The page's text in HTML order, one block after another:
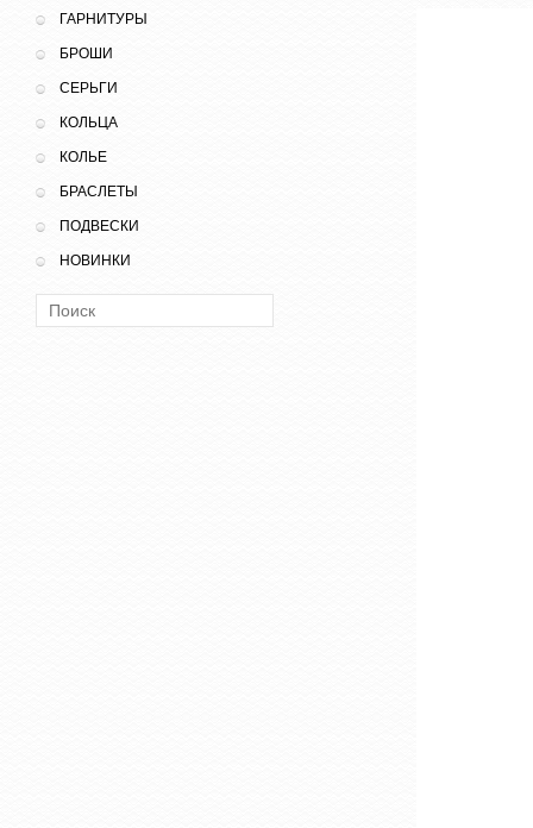
ГАРНИТУРЫ
БРОШИ
СЕРЬГИ
КОЛЬЦА
КОЛЬЕ
БРАСЛЕТЫ
ПОДВЕСКИ
НОВИНКИ
Поиск: